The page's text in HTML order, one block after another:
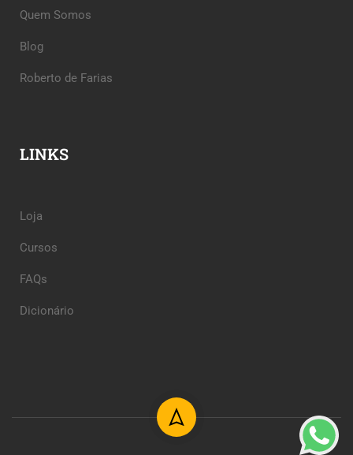
Quem Somos
Blog
Roberto de Farias
LINKS
Loja
Cursos
FAQs
Dicionário